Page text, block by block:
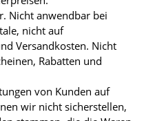
Nicht anwendbar bei
nicht auf
Versandkosten. Nicht
Rabatten und
von Kunden auf
wir nicht sicherstellen,